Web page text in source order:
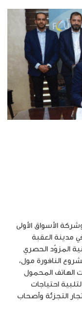
الأسواق الأولى
مدينة العقبة
المزوّد الحصري
النافورة مول،
الهاتف المحمول
احتياجات
التجزئة وأصحاب